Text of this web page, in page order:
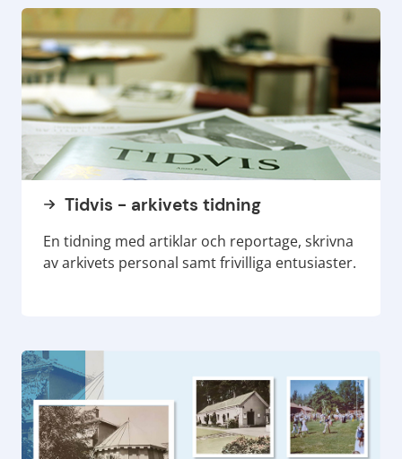
Tidvis - arkivets tidning
En tidning med artiklar och reportage, skrivna
av arkivets personal samt frivilliga entusiaster.